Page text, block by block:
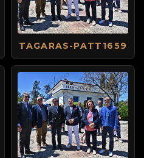
TAGARAS-PATT1659